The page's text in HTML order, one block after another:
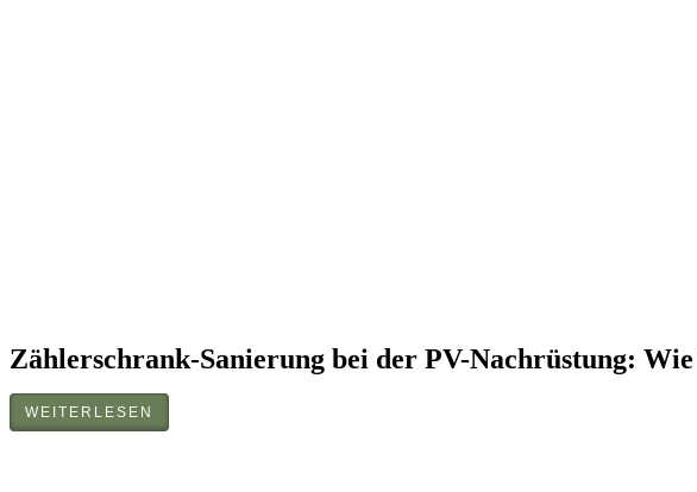
Zählerschrank-Sanierung bei der PV-Nachrüstung:
WEITERLESEN